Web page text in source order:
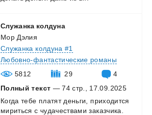
Служанка колдуна
Мор Дэлия
Служанка колдуна #1
Любовно-фантастические романы
5812
29
4
Полный текст — 74 стр., 17.09.2025
Когда тебе платят деньги,
приходится
мириться с чудачествами заказчика.